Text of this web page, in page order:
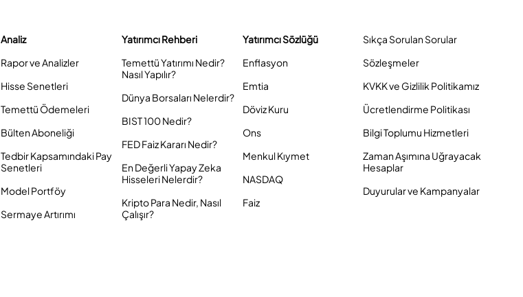
Analiz
Rapor ve Analizler
Hisse Senetleri
Temettü Ödemeleri
Bülten Aboneliği
Tedbir Kapsamındaki Pay
Senetleri
Model Portföy
Sermaye Artırımı
Yatırımcı Rehberi
Temettü Yatırımı Nedir?
Nasıl Yapılır?
Dünya Borsaları Nelerdir?
BIST 100 Nedir?
FED Faiz Kararı Nedir?
En Değerli Yapay Zeka
Hisseleri Nelerdir?
Kripto Para Nedir, Nasıl
Çalışır?
Yatırımcı Sözlüğü
Enflasyon
Emtia
Döviz Kuru
Ons
Menkul Kıymet
NASDAQ
Faiz
Sıkça Sorulan Sorular
Sözleşmeler
KVKK ve Gizlilik Politikamız
Ücretlendirme Politikası
Bilgi Toplumu Hizmetleri
Zaman Aşımına Uğrayacak
Hesaplar
Duyurular ve Kampanyalar